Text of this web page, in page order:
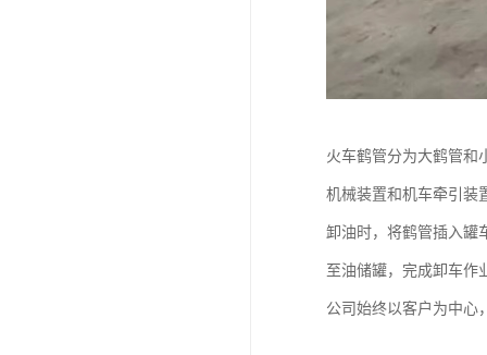
火车鹤管分为大鹤管和
机械装置和机车牵引装
卸油时，将鹤管插入罐
至油储罐，完成卸车作
公司始终以客户为中心